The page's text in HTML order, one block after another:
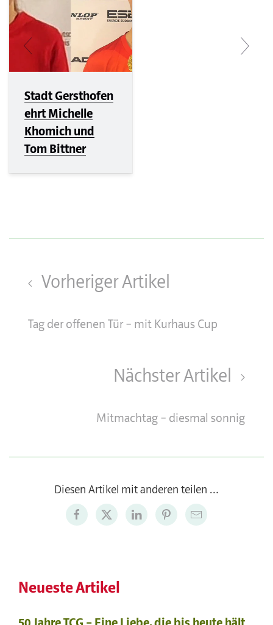
Stadt Gersthofen
ehrt Michelle
Khomich und
Tom Bittner
Vorheriger Artikel
Tag der offenen Tür – mit Kurhaus Cup
Nächster Artikel
Mitmachtag – diesmal sonnig
Diesen Artikel mit anderen teilen …
Neueste Artikel